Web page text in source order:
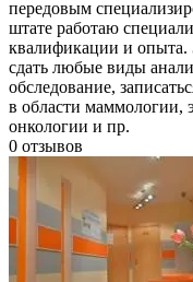
передовым
штате работаю
квалификации и опыта.
сдать любые виды
обследование,
в области маммологии,
онкологии и пр.
0 отзывов